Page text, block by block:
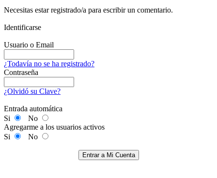
Necesitas estar registrado/a para escribir un comentario.
Identificarse
Usuario o Email
¿Todavía no se ha registrado?
Contraseña
¿Olvidó su Clave?
Entrada automática
Si
No
Agregarme a los usuarios activos
Si
No
Entrar a Mi Cuenta